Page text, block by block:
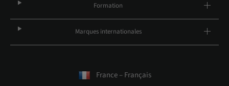
Formation
Marques internationales
France – Français